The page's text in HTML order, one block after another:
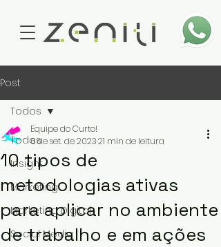
Post
Todos
Insight
Marketing
Marketing Digital
Social Media
Todos
10 tipos de
metodologias ativas
para aplicar no ambiente
de trabalho e em ações
Equipe do Curto!
6 de set. de 202321 min de leitura